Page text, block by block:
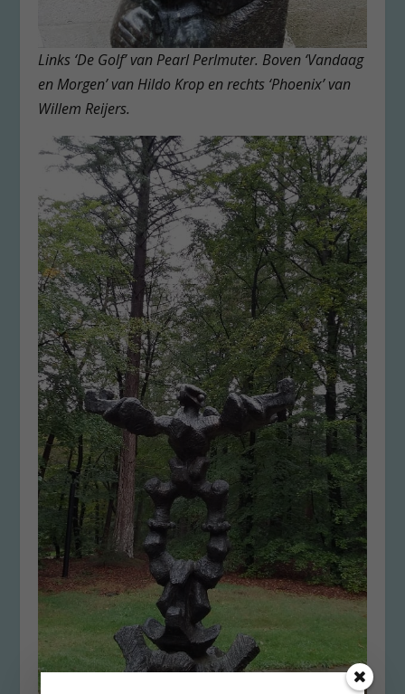
Links ‘De Golf’ van Pearl Perlmuter. Boven ‘Vandaag
en Morgen’ van Hildo Krop en rechts ‘Phoenix’ van
Willem Reijers.